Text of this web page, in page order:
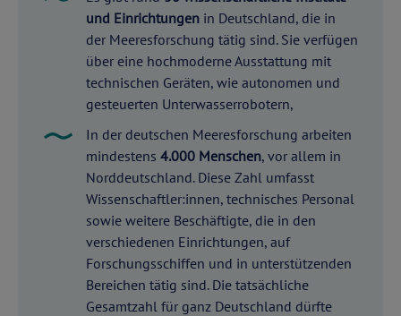
und Einrichtungen in Deutschland, die in
der Meeresforschung tätig sind. Sie verfügen
über eine hochmoderne Ausstattung mit
technischen Geräten, wie autonomen und
gesteuerten Unterwasserrobotern,
In der deutschen Meeresforschung arbeiten
mindestens 4.000 Menschen, vor allem in
Norddeutschland. Diese Zahl umfasst
Wissenschaftler:innen, technisches Personal
sowie weitere Beschäftigte, die in den
verschiedenen Einrichtungen, auf
Forschungsschiffen und in unterstützenden
Bereichen tätig sind. Die tatsächliche
Gesamtzahl für ganz Deutschland dürfte